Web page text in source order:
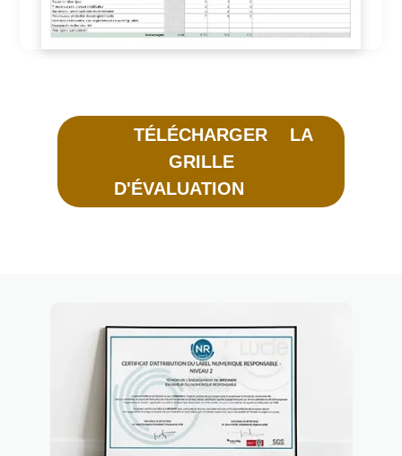
TÉLÉCHARGER LA
GRILLE
D'ÉVALUATION